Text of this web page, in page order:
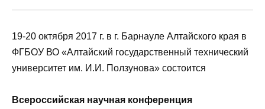
19-20 октября 2017 г. в г. Барнауле Алтайского края в
ФГБОУ ВО «Алтайский государственный технический
университет им. И.И. Ползунова» состоится
Всероссийская научная конференция